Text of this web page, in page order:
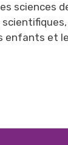
sciences
scientifiques,
enfants et